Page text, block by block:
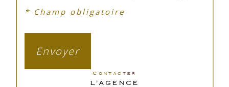
* Champ obligatoire
Envoyer
contacter
L'AGENCE